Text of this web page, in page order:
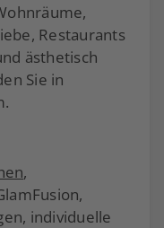
Restaurants
ästhetisch
Sie in
,
individuelle